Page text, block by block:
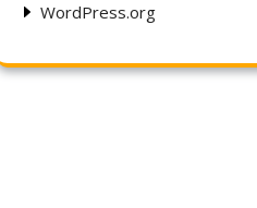
WordPress.org